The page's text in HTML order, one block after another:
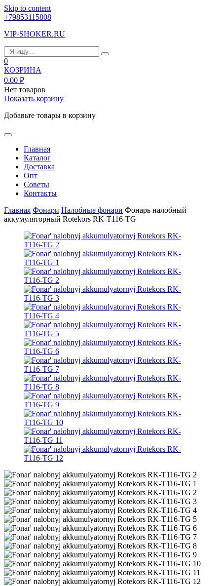
Skip to content
+79853115808
VIP-SHOKER.RU
0
КОЗРИНА
0.00 ₽
Нет товаров
Показать корзину
Добавьте товары в корзину
Главная
Каталог
Доставка
Опт
Советы
Контакты
Главная Фонари Налобные фонари Фонарь налобный
аккумуляторный Rotekors RK-T116-TG